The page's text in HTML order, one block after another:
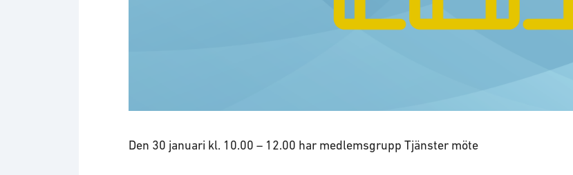
Den 30 januari kl. 10.00 – 12.00 har medlemsgrupp Tjänster möte